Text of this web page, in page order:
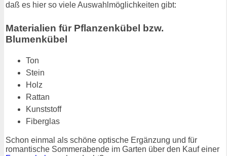
daß es hier so viele Auswahlmöglichkeiten gibt:
Materialien für Pflanzenkübel bzw.
Blumenkübel
Ton
Stein
Holz
Rattan
Kunststoff
Fiberglas
Schon einmal als schöne optische Ergänzung und für
romantische Sommerabende im Garten über den Kauf einer